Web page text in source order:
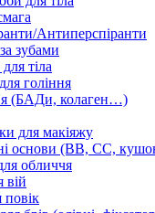
Антиперспіранти
зубами
тіла
гоління
(БАДи, колаген…)
для макіяжу
основи (BB, CC,
обличчя
вій
повік